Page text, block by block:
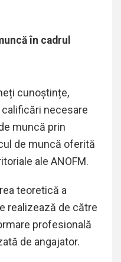
în cadrul
cunoștințe,
necesare
muncă prin
de muncă oferită
ale ANOFM.
teoretică a
realizează de către
profesională
de angajator.